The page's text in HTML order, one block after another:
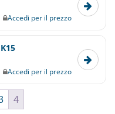
Accedi per il prezzo
Accedi per il prezzo
4